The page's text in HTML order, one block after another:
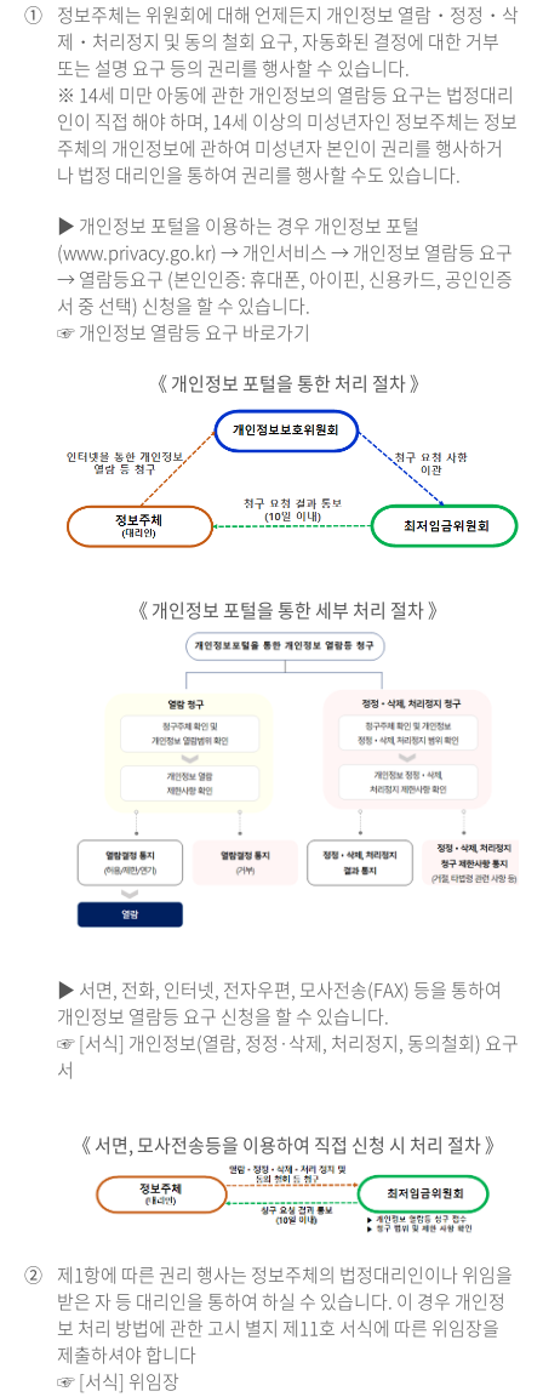
① 정보주체는 위원회에 대해 언제든지 개인정보 열람・정정・삭
제・처리정지 및 동의 철회 요구, 자동화된 결정에 대한 거부
또는 설명 요구 등의 권리를 행사할 수 있습니다.
※ 14세 미만 아동에 관한 개인정보의 열람등 요구는 법정대리
인이 직접 해야 하며, 14세 이상의 미성년자인 정보주체는 정보
주체의 개인정보에 관하여 미성년자 본인이 권리를 행사하거
나 법정 대리인을 통하여 권리를 행사할 수도 있습니다.
▶ 개인정보 포털을 이용하는 경우 개인정보 포털
(www.privacy.go.kr) → 개인서비스 → 개인정보 열람등 요구
→ 열람등요구 (본인인증: 휴대폰, 아이핀, 신용카드, 공인인증
서 중 선택) 신청을 할 수 있습니다.
☞ 개인정보 열람등 요구 바로가기
《 개인정보 포털을 통한 처리 절차 》
《 개인정보 포털을 통한 세부 처리 절차 》
▶ 서면, 전화, 인터넷, 전자우편, 모사전송(FAX) 등을 통하여
개인정보 열람등 요구 신청을 할 수 있습니다.
☞ [서식] 개인정보(열람, 정정·삭제, 처리정지, 동의철회) 요구
서
《 서면, 모사전송등을 이용하여 직접 신청 시 처리 절차 》
② 제1항에 따른 권리 행사는 정보주체의 법정대리인이나 위임을
받은 자 등 대리인을 통하여 하실 수 있습니다. 이 경우 개인정
보 처리 방법에 관한 고시 별지 제11호 서식에 따른 위임장을
제출하셔야 합니다
☞ [서식] 위임장